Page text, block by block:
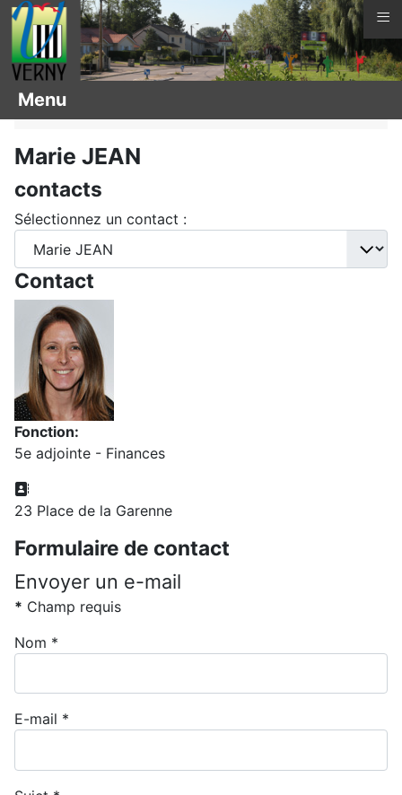
Vous êtes ici :
Contacts (courriel)
Marie JEAN
contacts
Sélectionnez un contact :
Contact
Fonction:
5e adjointe - Finances
Adresse:
23 Place de la Garenne
Formulaire de contact
Envoyer un e-mail
* Champ requis
Nom *
E-mail *
Menu
≡